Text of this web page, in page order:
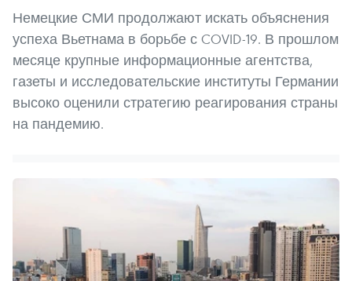
Немецкие СМИ продолжают искать объяснения
успеха Вьетнама в борьбе с COVID-19. В прошлом
месяце крупные информационные агентства,
газеты и исследовательские институты Германии
высоко оценили стратегию реагирования страны
на пандемию.